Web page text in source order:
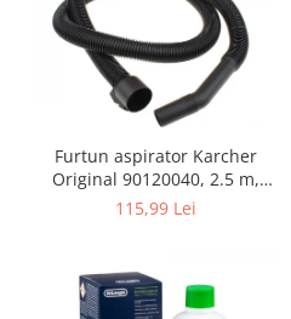
Furtun aspirator Karcher
Original 90120040, 2.5 m,
negru
115,99 Lei